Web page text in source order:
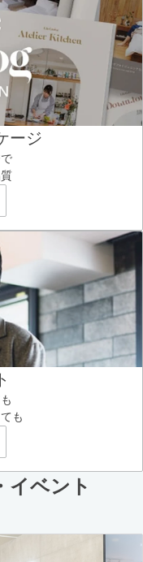
ージ
も
イベント